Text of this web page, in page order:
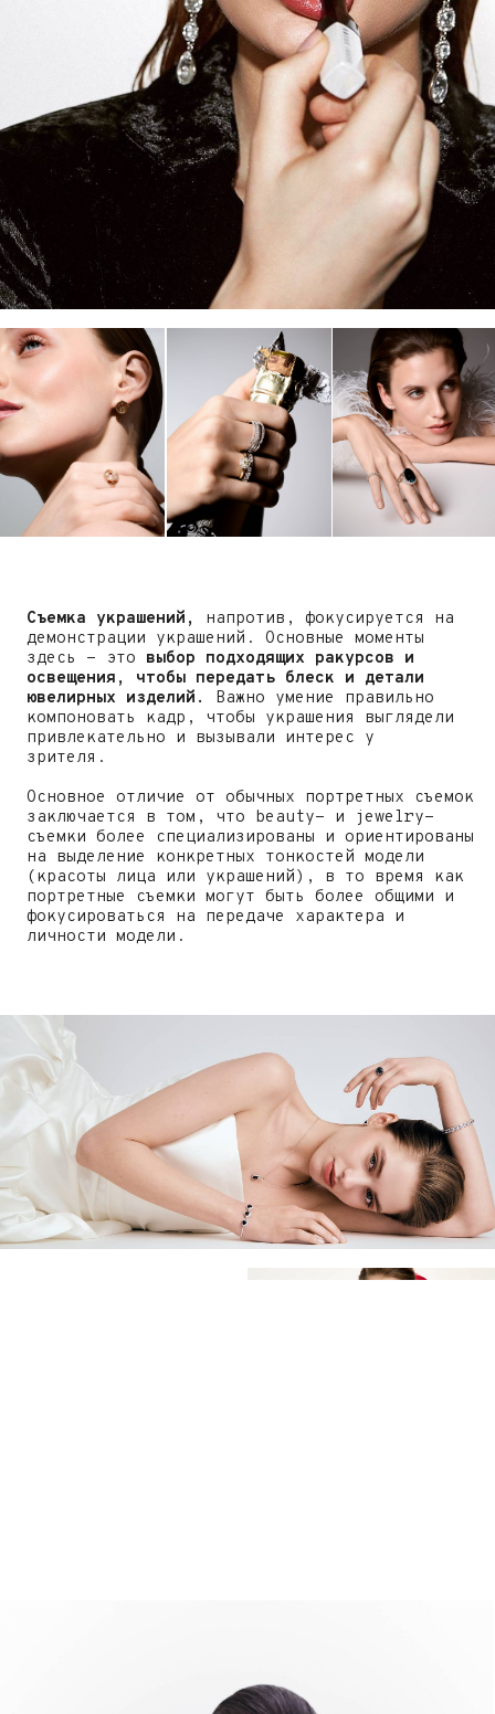
Съемка украшений,
напротив, фокусируется на
демонстрации украшений. Основные моменты
здесь - это выбор подходящих ракурсов и
освещения, чтобы передать блеск и детали
компоновать кадр, чтобы украшения выглядели
привлекательно и вызывали интерес у
зрителя.
Основное отличие от обычных портретных съемок
заключается в том, что beauty- и jewelry-
съемки более специализированы и ориентированы
на выделение конкретных тонкостей модели
(красоты лица или украшений), в то время как
портретные съемки могут быть более общими и
фокусироваться на передаче характера и
личности модели.